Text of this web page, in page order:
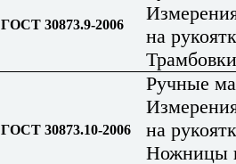
ГОСТ 30873.9-2006
на
Трамбовки
ГОСТ 30873.10-2006
Ручные
на
Ножницы